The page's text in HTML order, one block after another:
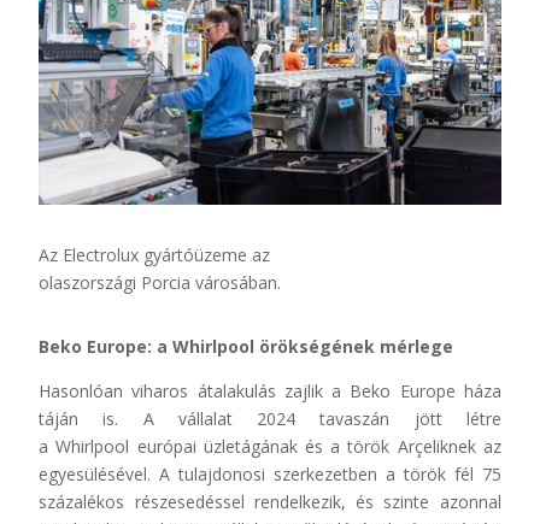
Az Electrolux gyártóüzeme az
olaszországi Porcia városában.
Beko Europe: a Whirlpool örökségének mérlege
Hasonlóan viharos átalakulás zajlik a Beko Europe háza
táján is. A vállalat 2024 tavaszán jött létre
a Whirlpool európai üzletágának és a török Arçeliknek az
egyesülésével. A tulajdonosi szerkezetben a török fél 75
százalékos részesedéssel rendelkezik, és szinte azonnal